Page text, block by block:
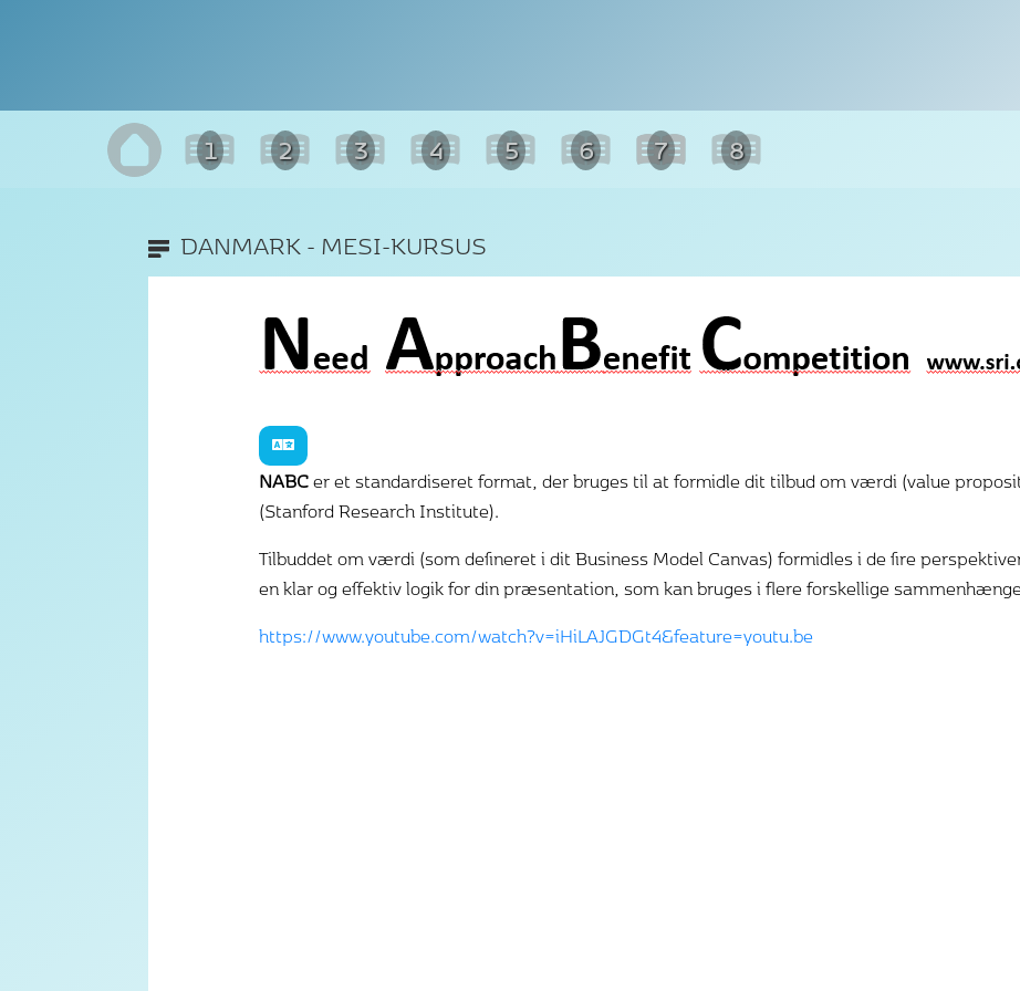
1 2 3 4 5 6 7 8
DANMARK - MESI-KURSUS
NABCer et standardiseret format, der bruges til at formidle dit tilbud om værdi (value
(Stanford Research Institute).
Tilbuddet om værdi (som defineret i dit Business Model Canvas) formidles i de fire
en klar og effektiv logik for din præsentation, som kan bruges i flere forskellige
https://www.youtube.com/watch?v=iHiLAJGDGt4&feature=youtu.be